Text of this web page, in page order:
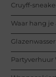
Cruyff-
Waar hang
Partyverhuur